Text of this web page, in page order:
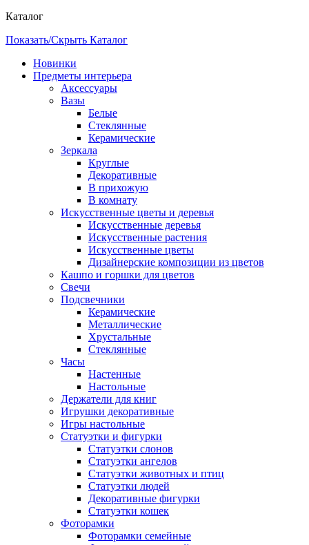
Каталог
Показать/Скрыть Каталог
Новинки
Предметы интерьера
Аксессуары
Вазы
Белые
Стеклянные
Керамические
Зеркала
Круглые
Декоративные
В прихожую
В комнату
Искусственные цветы и деревья
Искусственные деревья
Искусственные растения
Искусственные цветы
Дизайнерские композиции из цветов
Кашпо и горшки для цветов
Свечи
Подсвечники
Керамические
Металлические
Хрустальные
Стеклянные
Часы
Настенные
Настольные
Держатели для книг
Игрушки декоративные
Игры настольные
Статуэтки и фигурки
Статуэтки слонов
Статуэтки ангелов
Статуэтки животных и птиц
Статуэтки людей
Декоративные фигурки
Статуэтки кошек
Фоторамки
Фоторамки семейные